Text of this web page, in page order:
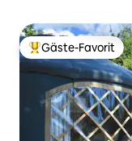
Beliebter Gäste-
Gäste-Favorit